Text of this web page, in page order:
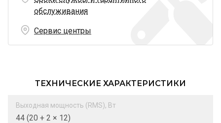
обслуживания
Сервис центры
ТЕХНИЧЕСКИЕ ХАРАКТЕРИСТИКИ
Выходная мощность (RMS), Вт
44 (20 + 2 × 12)